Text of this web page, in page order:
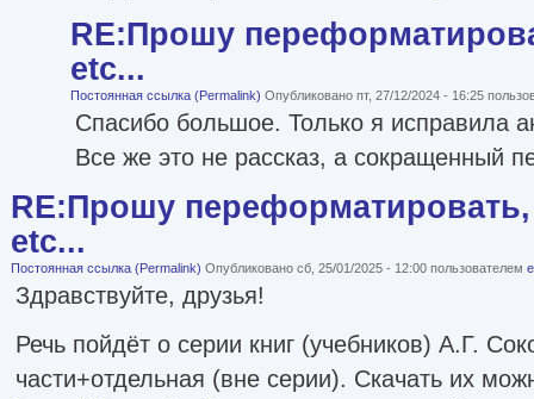
RE:Прошу
etc...
Постоянная ссылка (Permalink) Опубликовано пт, 27/12/2024 - 16:25
Спасибо большое. Только я исправила
Все же это не рассказ, а сокращенный
RE:Прошу переформатировать,
etc...
Постоянная ссылка (Permalink) Опубликовано сб, 25/01/2025 - 12:00 пользователем
Здравствуйте, друзья!
Речь пойдёт о серии книг (учебников) А.Г.
части+отдельная (вне серии). Скачать их